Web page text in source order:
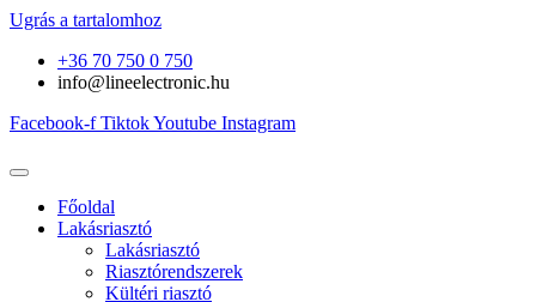
Ugrás a tartalomhoz
+36 70 750 0 750
info@lineelectronic.hu
Facebook-f TiktokYoutube Instagram
Főoldal
Lakásriasztó
Lakásriasztó
Riasztórendszerek
Kültéri riasztó